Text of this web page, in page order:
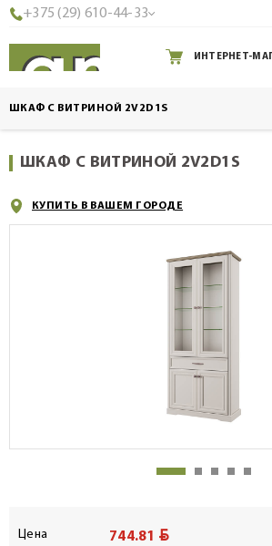
+375 (29) 610-44-33
ИНТЕРНЕТ-
ШКАФ С ВИТРИНОЙ 2V2D1S
ШКАФ С ВИТРИНОЙ 2V2D1S
КУПИТЬ В ВАШЕМ ГОРОДЕ
Цена 744.81 BYN